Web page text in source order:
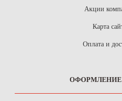
Акции
Карта
Оплата и
ОФОРМЛЕНИЕ